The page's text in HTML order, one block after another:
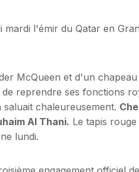
mardi l'émir du Qatar en
McQueen et d'un
reprendre ses fonctions
chaleureusement.
Al Thani. Le tapis
lundi.